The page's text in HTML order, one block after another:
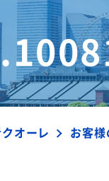
オーレ お客様